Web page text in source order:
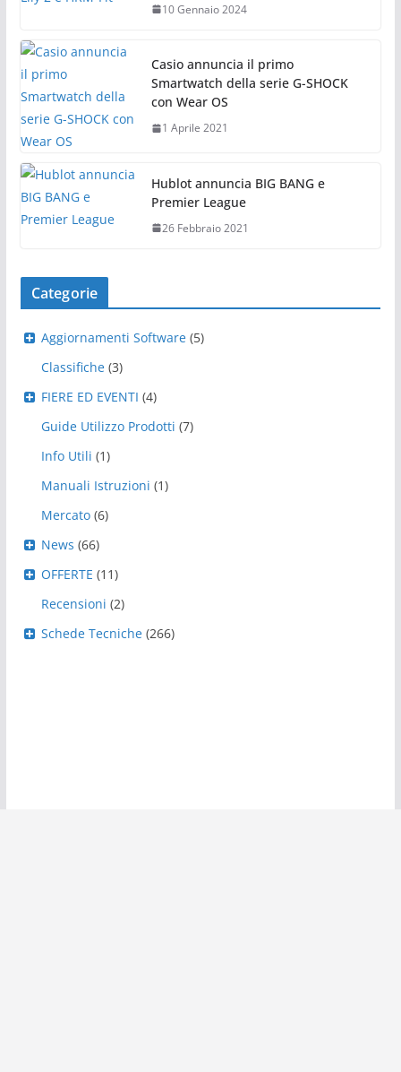
10 Gennaio 2024
Casio annuncia il primo
Smartwatch della serie G-SHOCK
con Wear OS
1 Aprile 2021
Hublot annuncia BIG BANG e
Premier League
26 Febbraio 2021
Categorie
Aggiornamenti Software (5)
Classifiche (3)
FIERE ED EVENTI (4)
Guide Utilizzo Prodotti (7)
Info Utili (1)
Manuali Istruzioni (1)
Mercato (6)
News (66)
OFFERTE (11)
Recensioni (2)
Schede Tecniche (266)